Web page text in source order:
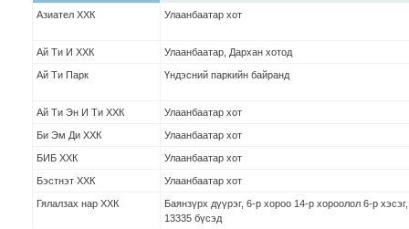
Азиател ХХК Улаанбаатар хот
Ай Ти И ХХК Улаанбаатар, Дархан хотод
Ай Ти Парк Үндэсний паркийн байранд
Ай Ти Эн И Ти ХХК Улаанбаатар хот
Би Эм Ди ХХК Улаанбаатар хот
БИБ ХХК Улаанбаатар хот
Бэстнэт ХХК Улаанбаатар хот
Гялалзах нар ХХК
Баянзүрх дүүрэг, 6-р хороо 14-р хороолол 6-р
13335 бүсэд